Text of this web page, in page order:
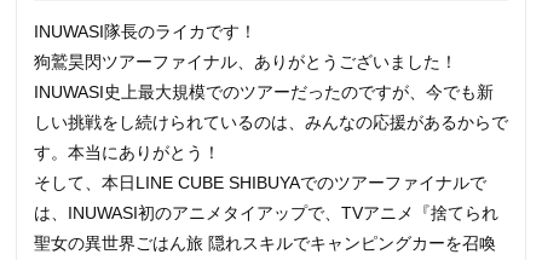
INUWASI隊長のライカです！
狗鷲昊閃ツアーファイナル、ありがとうございました！
INUWASI史上最大規模でのツアーだったのですが、今でも新
しい挑戦をし続けられているのは、みんなの応援があるからで
す。本当にありがとう！
そして、本日LINE CUBE SHIBUYAでのツアーファイナルで
は、INUWASI初のアニメタイアップで、TVアニメ『捨てられ
聖女の異世界ごはん旅 隠れスキルでキャンピングカーを召喚